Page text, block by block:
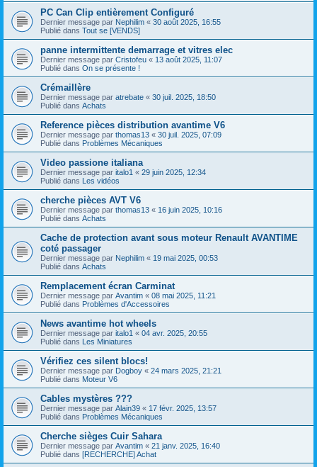
PC Can Clip entièrement Configuré
Dernier message par Nephilim « 30 août 2025, 16:55
Publié dans Tout se [VENDS]
panne intermittente demarrage et vitres elec
Dernier message par Cristofeu « 13 août 2025, 11:07
Publié dans On se présente !
Crémaillère
Dernier message par atrebate « 30 juil. 2025, 18:50
Publié dans Achats
Reference pièces distribution avantime V6
Dernier message par thomas13 « 30 juil. 2025, 07:09
Publié dans Problèmes Mécaniques
Video passione italiana
Dernier message par italo1 « 29 juin 2025, 12:34
Publié dans Les vidéos
cherche pièces AVT V6
Dernier message par thomas13 « 16 juin 2025, 10:16
Publié dans Achats
Cache de protection avant sous moteur Renault AVANTIME
coté passager
Dernier message par Nephilim « 19 mai 2025, 00:53
Publié dans Achats
Remplacement écran Carminat
Dernier message par Avantim « 08 mai 2025, 11:21
Publié dans Problèmes d'Accessoires
News avantime hot wheels
Dernier message par italo1 « 04 avr. 2025, 20:55
Publié dans Les Miniatures
Vérifiez ces silent blocs!
Dernier message par Dogboy « 24 mars 2025, 21:21
Publié dans Moteur V6
Cables mystères ???
Dernier message par Alain39 « 17 févr. 2025, 13:57
Publié dans Problèmes Mécaniques
Cherche sièges Cuir Sahara
Dernier message par Avantim « 21 janv. 2025, 16:40
Publié dans [RECHERCHE] Achat